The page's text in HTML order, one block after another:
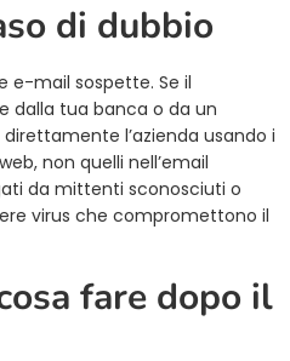
di dubbio
e-mail sospette. Se il
dalla tua banca o da un
l’azienda usando i
non quelli nell’email
da mittenti sconosciuti o
virus che compromettono il
fare dopo il